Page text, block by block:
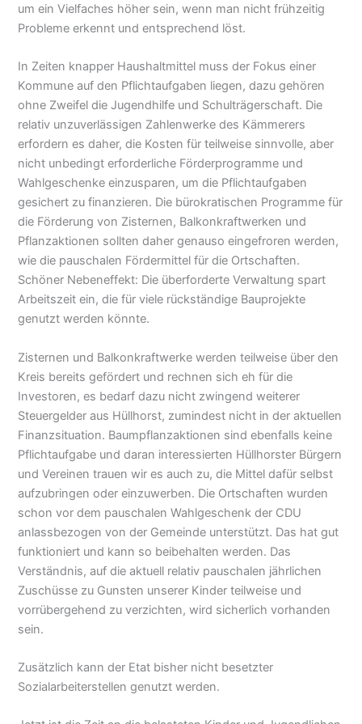
um ein Vielfaches höher sein, wenn man nicht frühzeitig
Probleme erkennt und entsprechend löst.
In Zeiten knapper Haushaltmittel muss der Fokus einer
Kommune auf den Pflichtaufgaben liegen, dazu gehören
ohne Zweifel die Jugendhilfe und Schulträgerschaft. Die
relativ unzuverlässigen Zahlenwerke des Kämmerers
erfordern es daher, die Kosten für teilweise sinnvolle, aber
nicht unbedingt erforderliche Förderprogramme und
Wahlgeschenke einzusparen, um die Pflichtaufgaben
gesichert zu finanzieren. Die bürokratischen Programme für
die Förderung von Zisternen, Balkonkraftwerken und
Pflanzaktionen sollten daher genauso eingefroren werden,
wie die pauschalen Fördermittel für die Ortschaften.
Schöner Nebeneffekt: Die überforderte Verwaltung spart
Arbeitszeit ein, die für viele rückständige Bauprojekte
genutzt werden könnte.
Zisternen und Balkonkraftwerke werden teilweise über den
Kreis bereits gefördert und rechnen sich eh für die
Investoren, es bedarf dazu nicht zwingend weiterer
Steuergelder aus Hüllhorst, zumindest nicht in der aktuellen
Finanzsituation. Baumpflanzaktionen sind ebenfalls keine
Pflichtaufgabe und daran interessierten Hüllhorster Bürgern
und Vereinen trauen wir es auch zu, die Mittel dafür selbst
aufzubringen oder einzuwerben. Die Ortschaften wurden
schon vor dem pauschalen Wahlgeschenk der CDU
anlassbezogen von der Gemeinde unterstützt. Das hat gut
funktioniert und kann so beibehalten werden. Das
Verständnis, auf die aktuell relativ pauschalen jährlichen
Zuschüsse zu Gunsten unserer Kinder teilweise und
vorrübergehend zu verzichten, wird sicherlich vorhanden
sein.
Zusätzlich kann der Etat bisher nicht besetzter
Sozialarbeiterstellen genutzt werden.